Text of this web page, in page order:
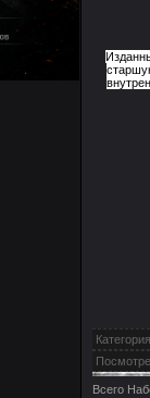
Категория
Всего